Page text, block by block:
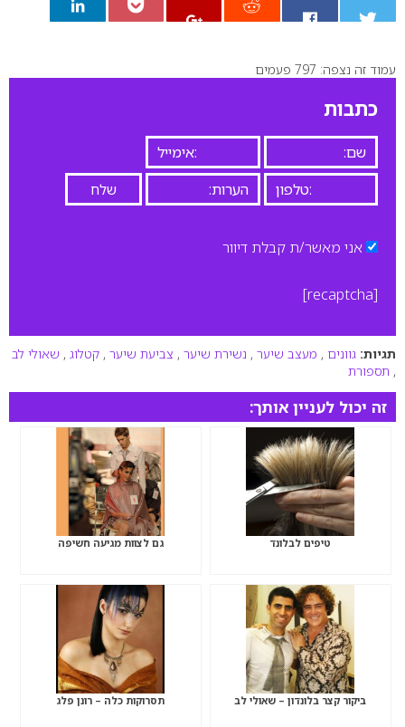
0
עמוד זה נצפה: 797 פעמים
כתבות
אני מאשר/ת קבלת דיוור
[recaptcha]
תגיות: גוונים , מעצב שיער , נשירת שיער , צביעת שיער , קטלוג , שאולי לב
, תספורת
זה יכול לעניין אותך:
טיפים לבלונד גם לצוות מגיעה חשיפה
ביקור קצר בלונדון – שאולי לב תסרוקות כלה – רונן פלג